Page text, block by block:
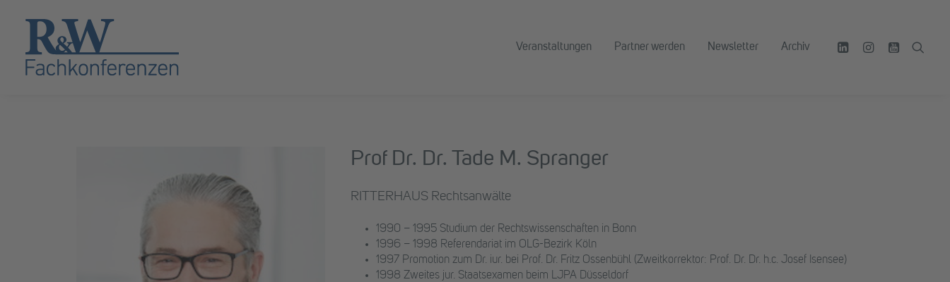
Veranstaltungen Partner werden Newsletter Archiv
Prof Dr. Dr. Tade M. Spranger
RITTERHAUS Rechtsanwälte
1990 – 1995 Studium der Rechtswissenschaften in Bonn
1996 – 1998 Referendariat im OLG-Bezirk Köln
1997 Promotion zum Dr. iur. bei Prof. Dr. Fritz Ossenbühl (Zweitkorrektor: Prof. Dr. Dr. h.c. Josef Isensee)
1998 Zweites jur. Staatsexamen beim LJPA Düsseldorf